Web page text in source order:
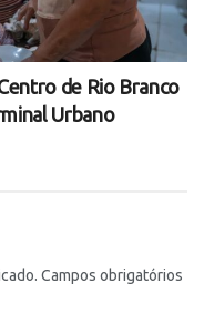
de Rio Branco
Urbano
Campos obrigatórios